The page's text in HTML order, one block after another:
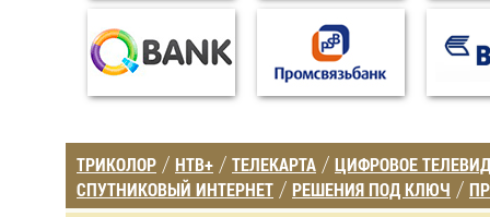
ТРИКОЛОР / НТВ+ / ТЕЛЕКАРТА / ЦИФРОВОЕ
СПУТНИКОВЫЙ ИНТЕРНЕТ / РЕШЕНИЯ ПОД КЛЮЧ /